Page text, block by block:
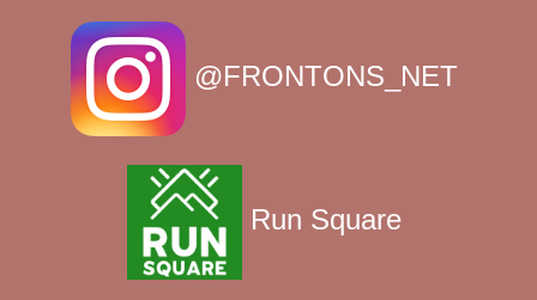
@FRONTONS_NET
Run Square